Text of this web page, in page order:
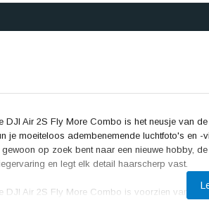
DJI Air 2S Fly More Combo is het neusje van
je moeiteloos adembenemende luchtfoto's en
gewoon op zoek bent naar een nieuwe hobby,
en legt elk detail haarscherp vast.
DJI Air 2S Fly More Combo is voorzien van de